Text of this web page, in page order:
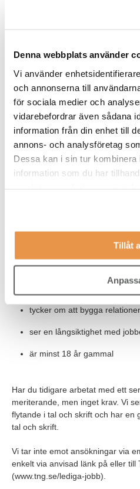
Denna webbplats använder
Vi använder
och annonserna till
för sociala medier och
vidarebefordrar även sådana
information från din enhet till
annons- och analysföretag
Dessa kan i sin tur kombinera
information som du har
Tillåt
hjälp har du avstämningar med
introduktionen tar du del av vilka
på.
Tjänsten är deltid på 50% med
torsdag 15:45-20:15. Tjänsten
vara på plats. Du kommer att få
ger dig en bra grund att bygga
Responsible.
VEM ÄR DU?
tycker träning och hälsa är
jobbar effektivt, organiserat
har lätt att anpassa dig efter
tycker om att bygga
ser en långsiktighet med
är minst 18 år gammal
Har du tidigare arbetat med ett
meriterande, men inget krav. Vi
flytande i tal och skrift och har en
tal och skrift.
Vi tar inte emot ansökningar via
enkelt via anvisad länk på eller till
(www.tng.se/lediga-jobb).